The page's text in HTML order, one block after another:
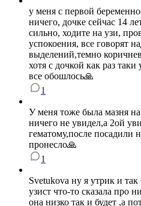
у меня с первой
ничего, дочке сейчас 14
сильно, ходите на узи,
успокоения, все говорят
выделений,темно
хотя с дочкой как раз
все обошлось🙏
1
У меня тоже была мазня
ничего не увидел,а 2ой
гематому,после посадили
пронесло🙏
1
Svetukova ну я утрик и
узист что-то сказала про
она низко так и будет ,а